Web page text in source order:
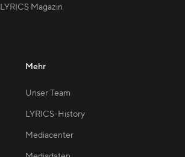
LYRICS Magazin
Mehr
Unser Team
LYRICS-History
Mediacenter